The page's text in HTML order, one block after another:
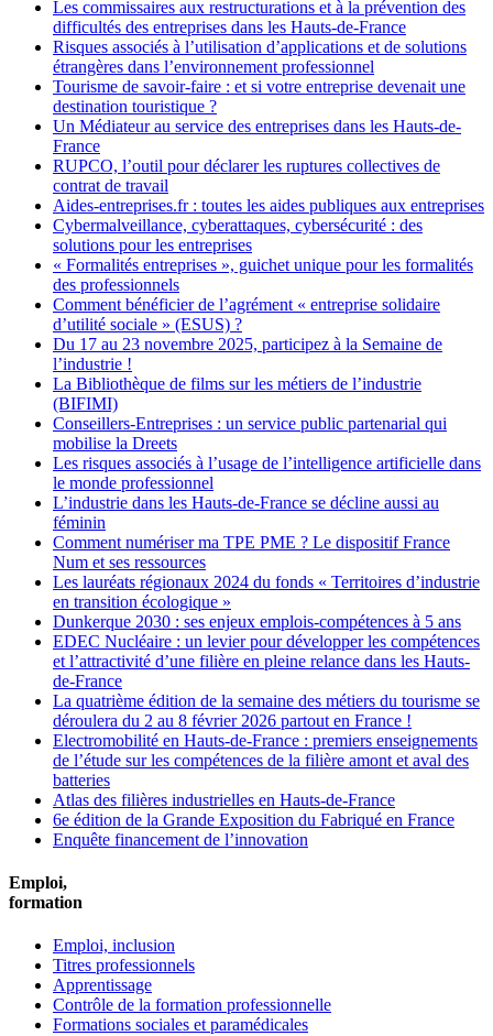
Les commissaires aux restructurations et à la prévention des
difficultés des entreprises dans les Hauts-de-France
Risques associés à l’utilisation d’applications et de solutions
étrangères dans l’environnement professionnel
Tourisme de savoir-faire : et si votre entreprise devenait une
destination touristique ?
Un Médiateur au service des entreprises dans les Hauts-de-
France
RUPCO, l’outil pour déclarer les ruptures collectives de
contrat de travail
Aides-entreprises.fr : toutes les aides publiques aux entreprises
Cybermalveillance, cyberattaques, cybersécurité : des
solutions pour les entreprises
« Formalités entreprises », guichet unique pour les formalités
des professionnels
Comment bénéficier de l’agrément « entreprise solidaire
d’utilité sociale » (ESUS) ?
Du 17 au 23 novembre 2025, participez à la Semaine de
l’industrie !
La Bibliothèque de films sur les métiers de l’industrie
(BIFIMI)
Conseillers-Entreprises : un service public partenarial qui
mobilise la Dreets
Les risques associés à l’usage de l’intelligence artificielle dans
le monde professionnel
L’industrie dans les Hauts-de-France se décline aussi au
féminin
Comment numériser ma TPE PME ? Le dispositif France
Num et ses ressources
Les lauréats régionaux 2024 du fonds « Territoires d’industrie
en transition écologique »
Dunkerque 2030 : ses enjeux emplois-compétences à 5 ans
EDEC Nucléaire : un levier pour développer les compétences
et l’attractivité d’une filière en pleine relance dans les Hauts-
de-France
La quatrième édition de la semaine des métiers du tourisme se
déroulera du 2 au 8 février 2026 partout en France !
Electromobilité en Hauts-de-France : premiers enseignements
de l’étude sur les compétences de la filière amont et aval des
batteries
Atlas des filières industrielles en Hauts-de-France
6e édition de la Grande Exposition du Fabriqué en France
Enquête financement de l’innovation
Emploi,
formation
Emploi, inclusion
Titres professionnels
Apprentissage
Contrôle de la formation professionnelle
Formations sociales et paramédicales